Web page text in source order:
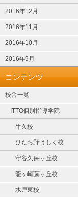
2016年12月
2016年11月
2016年10月
2016年9月
コンテンツ
校舎一覧
ITTO個別指導学院
牛久校
ひたち野うしく校
守谷久保ヶ丘校
龍ヶ崎藤ヶ丘校
水戸東校